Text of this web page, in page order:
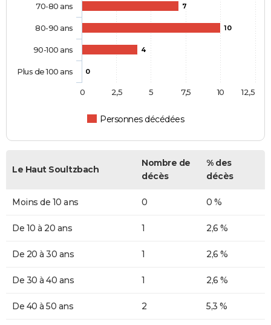
7
10
4
0
Personnes décédées
70-80 ans
80-90 ans
90-100 ans
Plus de 100 ans
0 10
2,5 5 7,5 12,5
Le Haut Soultzbach
Nombre de
décès
% des
décès
Moins de 10 ans 0 0 %
De 10 à 20 ans 1 2,6 %
De 20 à 30 ans 1 2,6 %
De 30 à 40 ans 1 2,6 %
De 40 à 50 ans 2 5,3 %